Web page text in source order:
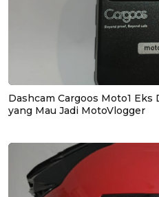
Dashcam Cargoos Moto1 Eks
yang Mau Jadi MotoVlogger